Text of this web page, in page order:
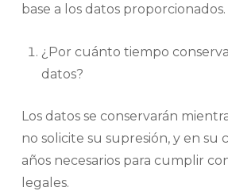
base a los datos proporcionados.
¿Por cuánto tiempo
datos?
Los datos se conservarán
no solicite su supresión, y en su
años necesarios para cumplir
legales.